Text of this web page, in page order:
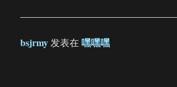
bsjrmy发表在嘿嘿嘿